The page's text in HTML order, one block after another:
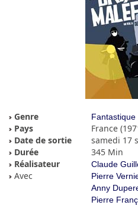
Genre Fantastique
Pays
France
Date de sortie
samedi 17
Durée
345 Min
Réalisateur
Claude
Avec Pierre
Anny
Pierre